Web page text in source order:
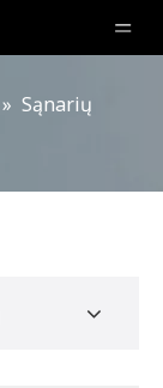
» Sąnarių